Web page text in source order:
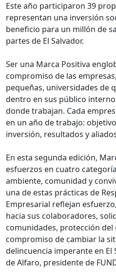
Este año participaron 39
representan una inversión
beneficio para un millón de
partes de El Salvador.
Ser una Marca Positiva
compromiso de las
pequeñas, universidades de
dentro en sus público
donde trabajan. Cada
en un año de trabajo:
inversión, resultados y
En esta segunda edición,
esfuerzos en cuatro
ambiente, comunidad y
una de estas prácticas de
Empresarial reflejan
hacia sus colaboradores,
comunidades, protección
compromiso de cambiar la
delincuencia imperante en El
de Alfaro, presidente de